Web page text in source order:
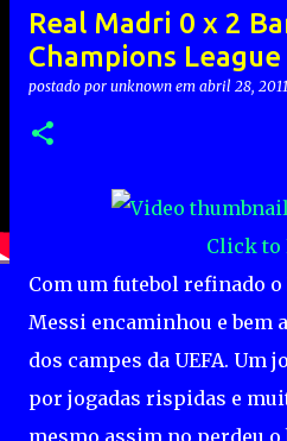
Real Madri 0 x 2
Champions League
postado por unknown em abril 28, 2011
Click to
Com um futebol refinado
Messi encaminhou e bem
dos campes da UEFA. Um
por jogadas rispidas e
mesmo assim no perdeu